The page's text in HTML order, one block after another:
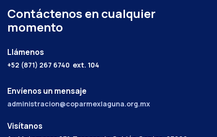
Contáctenos en cualquier
momento
Llámenos
+52 (871) 267 6740 ext. 104
Envíenos un mensaje
administracion@coparmexlaguna.org.mx
Visítanos